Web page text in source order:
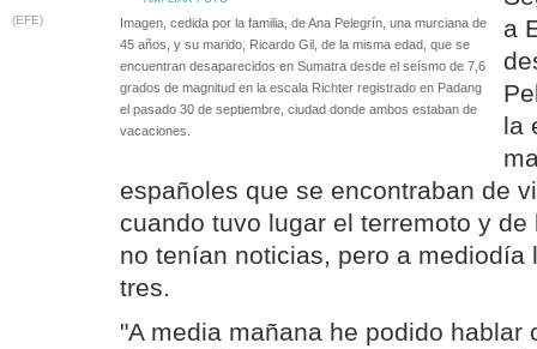
(EFE)
Imagen, cedida por la familia, de Ana Pelegrín, una murciana de
45 años, y su marido, Ricardo Gil, de la misma edad, que se
encuentran desaparecidos en Sumatra desde el seísmo de 7,6
grados de magnitud en la escala Richter registrado en Padang
el pasado 30 de septiembre, ciudad donde ambos estaban de
vacaciones.
a
la
españoles que se encontraban de
cuando tuvo lugar el terremoto y
no tenían noticias, pero a mediodía
tres.
"A media mañana he podido hablar